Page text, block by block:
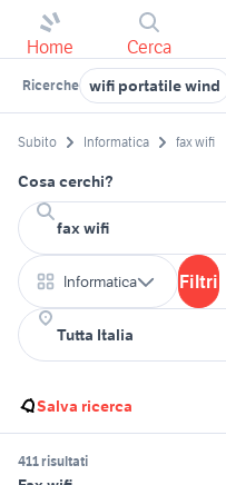
Home Cerca
Ricerche wifi portatile wind
Subito Informatica fax wifi
Cosa cerchi?
Informatica Filtri
Salva ricerca
411 risultati